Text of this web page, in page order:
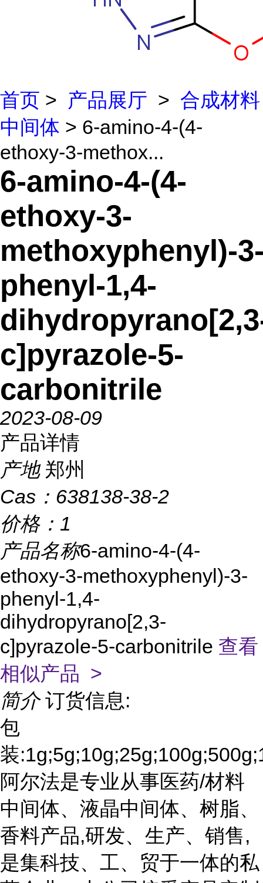
首页 > 产品展厅 > 合成材料
中间体 > 6-amino-4-(4-
ethoxy-3-methox...
6-amino-4-(4-
ethoxy-3-
methoxyphenyl)-
phenyl-1,4-
c]pyrazole-5-
carbonitrile
2023-08-09
产品详情
产地 郑州
Cas： 638138-38-2
价格： 1
产品名称6-amino-4-(4-
ethoxy-3-methoxyphenyl)-3-
phenyl-1,4-
dihydropyrano[2,3-
c]pyrazole-5-carbonitrile 查看
相似产品 >
简介 订货信息:
包
装
阿尔法是专业从事医药/材料
中间体、液晶中间体、树脂、
香料产品,研发、生产、销售,
是集科技、工、贸于一体的私